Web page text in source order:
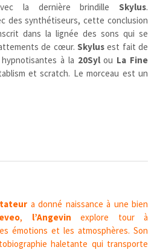
la dernière brindille Skylus.
des synthétiseurs, cette conclusion
dans la lignée des sons qui se
de cœur. Skylus est fait de
à la 20Sylou La Fine
et scratch. Le morceau est un
a donné naissance à une bien
, l’Angevin explore tour à
émotions et les atmosphères. Son
haletante qui transporte